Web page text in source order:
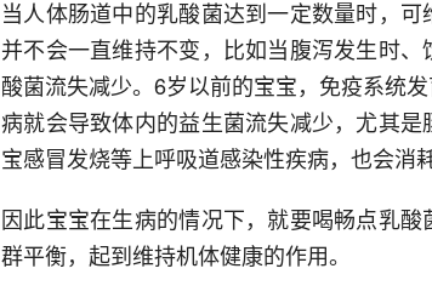
当人体肠道中的乳酸菌达到一定数量时，
并不会一直维持不变，比如当腹泻发生时
酸菌流失减少。6岁以前的宝宝，免疫系统
病就会导致体内的益生菌流失减少，尤其
宝感冒发烧等上呼吸道感染性疾病，也会消
因此宝宝在生病的情况下，就要喝畅点乳
群平衡，起到维持机体健康的作用。